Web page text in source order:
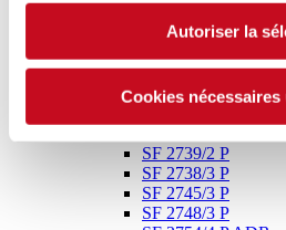
Autoriser la
Cookies nécessaires
Semi-remorques à silo
SF 2725/2 P
SF 2731/2 P
SF 2739/2 P
SF 2738/3 P
SF 2745/3 P
SF 2748/3 P